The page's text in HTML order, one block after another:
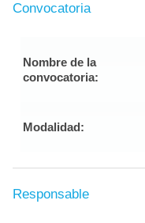
Convocatoria
Nombre de la
convocatoria:
Modalidad:
Responsable